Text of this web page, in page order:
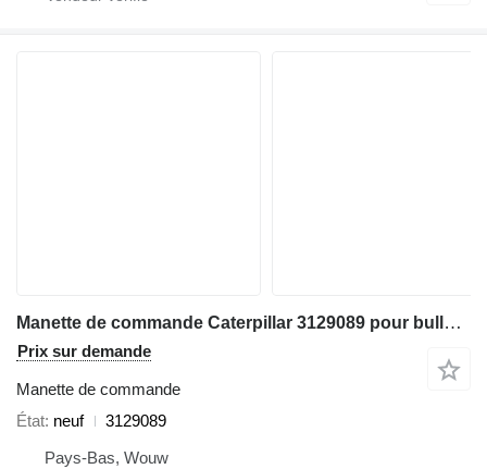
Manette de commande Caterpillar 3129089 pour bulldozer Caterpillar D6N D5R D5RXL D5RLGP
Prix sur demande
Manette de commande
État neuf
3129089
Pays-Bas, Wouw